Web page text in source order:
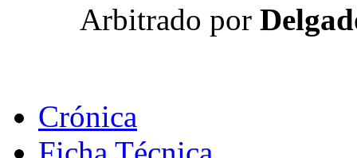
Arbitrado por
Crónica